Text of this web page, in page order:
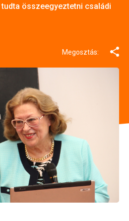
összeegyeztetni családi
Megosztás: